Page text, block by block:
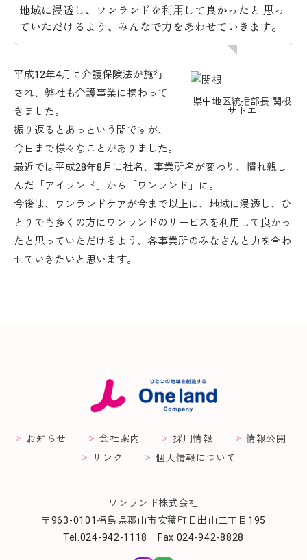
地域に浸透し、ワンランドを利用して良かったと 思っ
ていただけるよう、みんなで力をあわせていきます。
県中地区統括部長 関根
サトエ
平成12年4月に介護保険法が施行
され、弊社も介護事業に携わって
きました。
振り返るとあっという間ですが、
今日まで様々なことがありました。
最近では平成28年8月に社名、事業所名が変わり、慣れ親し
んだ「アイランド」から「ワンランド」に。
今後は、ワンランドケアが今まで以上に、地域に浸透し、ひ
とりでも多くの方にワンランドのサービスを利用して良かっ
たと思っていただけるよう、各事業所のみなさんと力を合わ
せていきたいと思います。
お知らせ 会社案内 採用情報
情報公開
リンク
個人情報について
ワンランド株式会社
〒963-0101福島県郡山市安積町日出山三丁目195
Tel.024-942-1118 Fax.024-942-8828